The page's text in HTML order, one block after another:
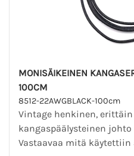
MONISÄIKEINEN
100CM
8512-22AWGBLACK-100cm
Vintage henkinen,
kangaspäälysteinen
Vastaavaa mitä käytettiin